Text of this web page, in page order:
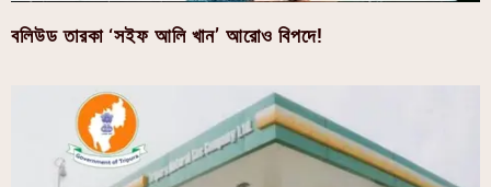
বলিউড তারকা ‘সইফ আলি খান’ আরোও বিপদে!